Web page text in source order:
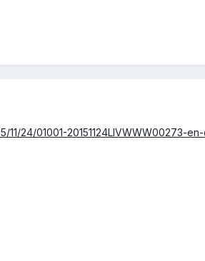
11/24/01001-20151124LIVWWW00273-